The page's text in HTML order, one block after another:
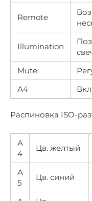
Remote
Illumination
Mute
А4
Распиновка ISO-
А
4
Цв. желтый
А
5
Цв. синий